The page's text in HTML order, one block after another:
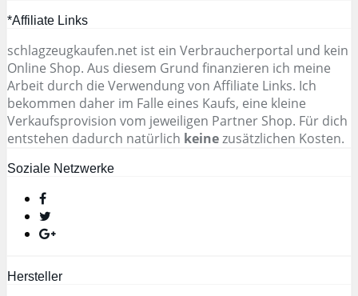
*Affiliate Links
schlagzeugkaufen.net ist ein Verbraucherportal und kein
Online Shop. Aus diesem Grund finanzieren ich meine
Arbeit durch die Verwendung von Affiliate Links. Ich
bekommen daher im Falle eines Kaufs, eine kleine
Verkaufsprovision vom jeweiligen Partner Shop. Für dich
entstehen dadurch natürlich keinezusätzlichen Kosten.
Soziale Netzwerke
Hersteller